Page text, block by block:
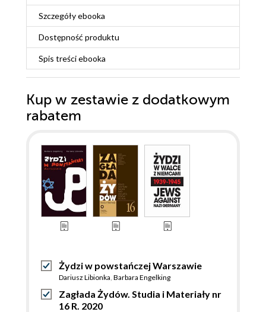
Szczegółyebooka
Dostępność produktu
Spis treściebooka
Kup w zestawie z dodatkowym
rabatem
Żydzi w powstańczej Warszawie
Dariusz Libionka Barbara Engelking
Zagłada Żydów. Studia i Materiały nr
16 R. 2020